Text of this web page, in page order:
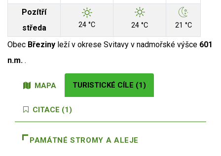
Pozítří
středa
24 °C 24 °C 21 °C
Obec Březiny leží v okrese Svitavy v nadmořské výšce 601
n.m. .
MAPA TURISTICKÉ CÍLE (1)
CITACE (1)
PAMÁTNÉ STROMY A ALEJE